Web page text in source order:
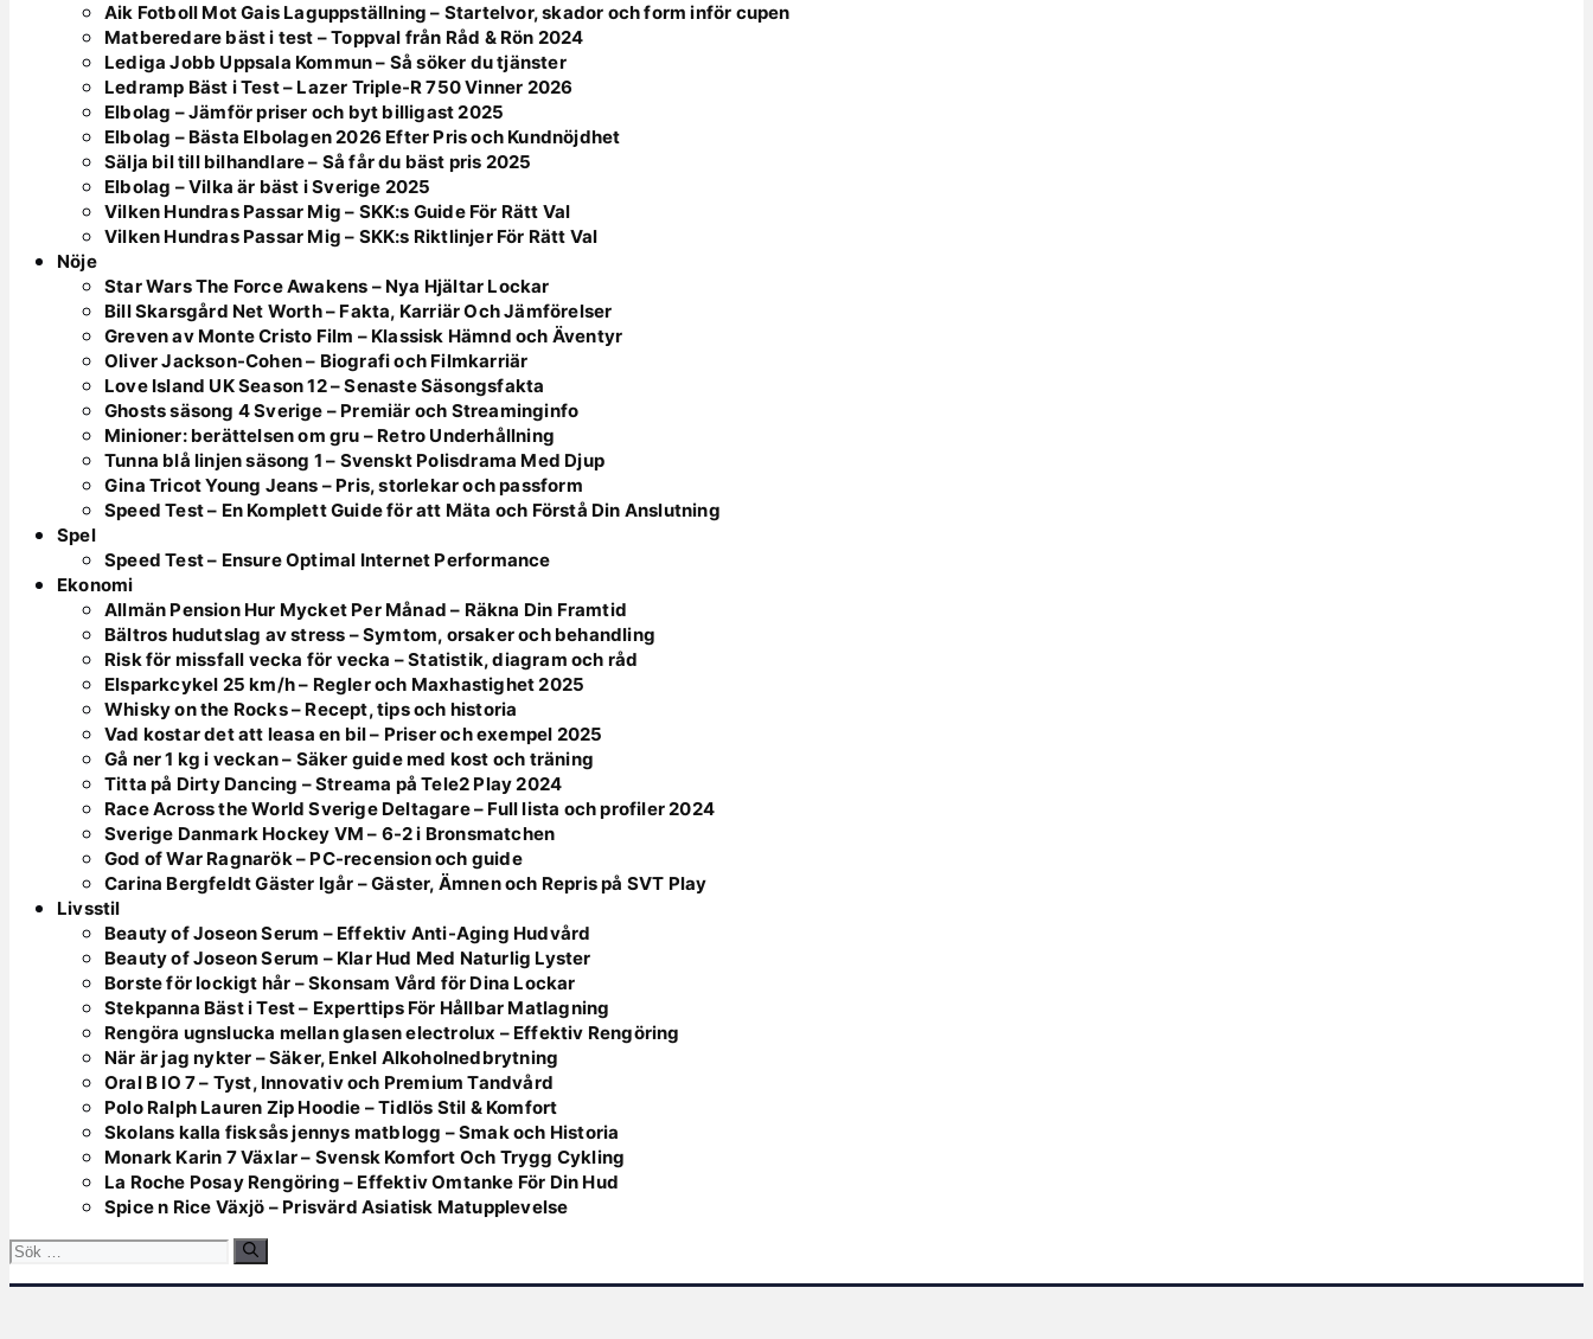
Aik Fotboll Mot Gais Laguppställning – Startelvor, skador och form inför cupen
Matberedare bäst i test – Toppval från Råd & Rön 2024
Lediga Jobb Uppsala Kommun – Så söker du tjänster
Ledramp Bäst i Test – Lazer Triple-R 750 Vinner 2026
Elbolag – Jämför priser och byt billigast 2025
Elbolag – Bästa Elbolagen 2026 Efter Pris och Kundnöjdhet
Sälja bil till bilhandlare – Så får du bäst pris 2025
Elbolag – Vilka är bäst i Sverige 2025
Vilken Hundras Passar Mig – SKK:s Guide För Rätt Val
Vilken Hundras Passar Mig – SKK:s Riktlinjer För Rätt Val
Nöje
Star Wars The Force Awakens – Nya Hjältar Lockar
Bill Skarsgård Net Worth – Fakta, Karriär Och Jämförelser
Greven av Monte Cristo Film – Klassisk Hämnd och Äventyr
Oliver Jackson-Cohen – Biografi och Filmkarriär
Love Island UK Season 12 – Senaste Säsongsfakta
Ghosts säsong 4 Sverige – Premiär och Streaminginfo
Minioner: berättelsen om gru – Retro Underhållning
Tunna blå linjen säsong 1 – Svenskt Polisdrama Med Djup
Gina Tricot Young Jeans – Pris, storlekar och passform
Speed Test – En Komplett Guide för att Mäta och Förstå Din Anslutning
Spel
Speed Test – Ensure Optimal Internet Performance
Ekonomi
Allmän Pension Hur Mycket Per Månad – Räkna Din Framtid
Bältros hudutslag av stress – Symtom, orsaker och behandling
Risk för missfall vecka för vecka – Statistik, diagram och råd
Elsparkcykel 25 km/h – Regler och Maxhastighet 2025
Whisky on the Rocks – Recept, tips och historia
Vad kostar det att leasa en bil – Priser och exempel 2025
Gå ner 1 kg i veckan – Säker guide med kost och träning
Titta på Dirty Dancing – Streama på Tele2 Play 2024
Race Across the World Sverige Deltagare – Full lista och profiler 2024
Sverige Danmark Hockey VM – 6-2 i Bronsmatchen
God of War Ragnarök – PC-recension och guide
Carina Bergfeldt Gäster Igår – Gäster, Ämnen och Repris på SVT Play
Livsstil
Beauty of Joseon Serum – Effektiv Anti-Aging Hudvård
Beauty of Joseon Serum – Klar Hud Med Naturlig Lyster
Borste för lockigt hår – Skonsam Vård för Dina Lockar
Stekpanna Bäst i Test – Experttips För Hållbar Matlagning
Rengöra ugnslucka mellan glasen electrolux – Effektiv Rengöring
När är jag nykter – Säker, Enkel Alkoholnedbrytning
Oral B IO 7 – Tyst, Innovativ och Premium Tandvård
Polo Ralph Lauren Zip Hoodie – Tidlös Stil & Komfort
Skolans kalla fisksås jennys matblogg – Smak och Historia
Monark Karin 7 Växlar – Svensk Komfort Och Trygg Cykling
La Roche Posay Rengöring – Effektiv Omtanke För Din Hud
Spice n Rice Växjö – Prisvärd Asiatisk Matupplevelse
Sök